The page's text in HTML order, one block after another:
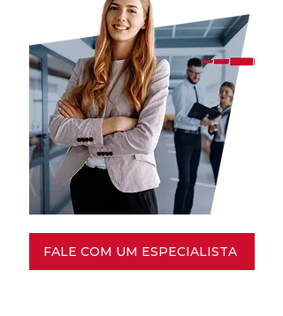
FALE COM UM ESPECIALISTA